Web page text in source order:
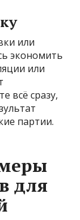
или
экономить
или
всё сразу,
партии.
для